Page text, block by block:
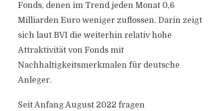
Fonds, denen im Trend jeden Monat 0,6
Milliarden Euro weniger zuflossen. Darin zeigt
sich laut BVI die weiterhin relativ hohe
Attraktivität von Fonds mit
Nachhaltigkeitsmerkmalen für deutsche
Anleger.
Seit Anfang August 2022 fragen